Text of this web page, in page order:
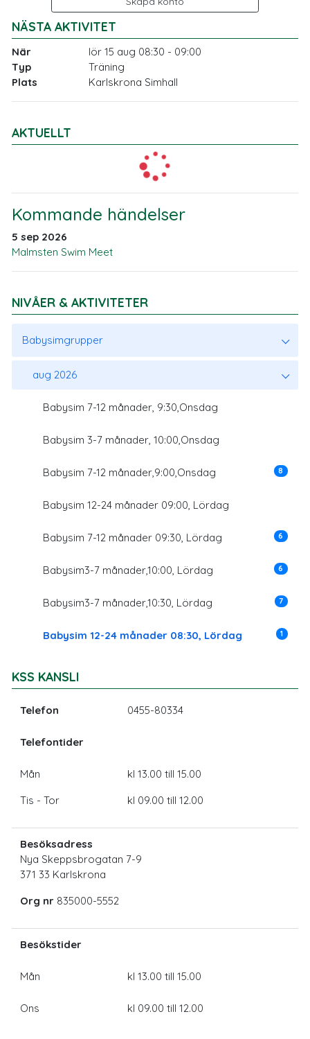
NÄSTA AKTIVITET
När
lör 15 aug 08:30 - 09:00
Typ
Träning
Plats
Karlskrona Simhall
AKTUELLT
Kommande händelser
5 sep 2026
Malmsten Swim Meet
NIVÅER & AKTIVITETER
Babysimgrupper
aug 2026
Babysim 7-12 månader, 9:30,Onsdag
Babysim 3-7 månader, 10:00,Onsdag
Babysim 7-12 månader,9:00,Onsdag 8
Babysim 12-24 månader 09:00, Lördag
Babysim 7-12 månader 09:30, Lördag 6
Babysim3-7 månader,10:00, Lördag 6
Babysim3-7 månader,10:30, Lördag 7
Babysim 12-24 månader 08:30, Lördag 1
KSS KANSLI
Telefon 0455-80334
Telefontider
Mån
Tis - Tor
kl 13.00 till 15.00
kl 09.00 till 12.00
Besöksadress
Nya Skeppsbrogatan 7-9
371 33 Karlskrona
Org nr 835000-5552
Besökstider
Mån kl 13.00 till 15.00
Ons kl 09.00 till 12.00